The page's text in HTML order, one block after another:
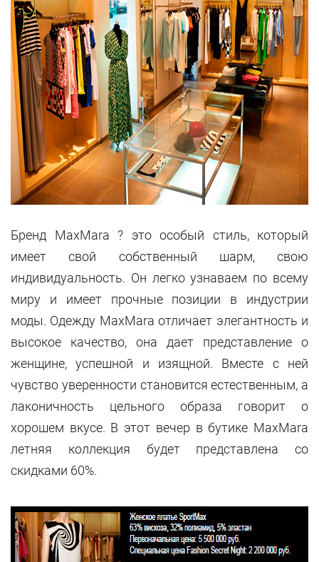
Бренд MaxMara ? это особый стиль, который
имеет свой собственный шарм, свою
индивидуальность. Он легко узнаваем по всему
миру и имеет прочные позиции в индустрии
моды. Одежду MaxMara отличает элегантность и
высокое качество, она дает представление о
женщине, успешной и изящной. Вместе с ней
чувство уверенности становится естественным, а
лаконичность цельного образа говорит о
хорошем вкусе. В этот вечер в бутике MaxMara
летняя коллекция будет представлена со
скидками 60%.